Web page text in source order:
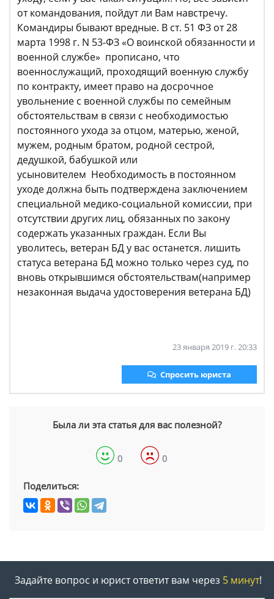
от командования, пойдут ли Вам навстречу.
Командиры бывают вредные. В ст. 51 ФЗ от 28
марта 1998 г. N 53-ФЗ «О воинской обязанности и
военной службе» прописано, что
военнослужащий, проходящий военную службу
по контракту, имеет право на досрочное
увольнение с военной службы по семейным
обстоятельствам в связи с необходимостью
постоянного ухода за отцом, матерью, женой,
мужем, родным братом, родной сестрой,
дедушкой, бабушкой или
усыновителем Необходимость в постоянном
уходе должна быть подтверждена заключением
специальной медико-социальной комиссии, при
отсутствии других лиц, обязанных по закону
содержать указанных граждан. Если Вы
уволитесь, ветеран БД у вас останется. лишить
статуса ветерана БД можно только через суд, по
вновь открывшимся обстоятельствам(например
незаконная выдача удостоверения ветерана БД)
23 января 2019 г. 20:33
Спросить юриста
Была ли эта статья для вас полезной?
0 0
Поделиться:
Задайте вопрос и юрист ответит вам через 5 минут!